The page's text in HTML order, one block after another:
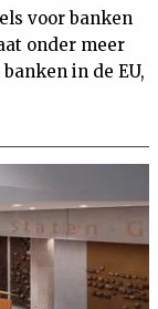
voor banken
onder meer
in de EU,